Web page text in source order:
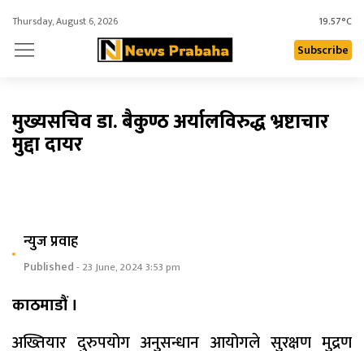
Thursday, August 6, 2026 19.57°C
Subscribe
मुख्यसचिव डा. बैकुण्ठ अर्यालविरुद्ध भ्रष्टाचार
मुद्दा दायर
न्युज प्रवाह
Published- 23 June, 2024 3:53 pm
काठमाडौं ।
अख्तियार दुरुपयोग अनुसन्धान आयोगले सुरक्षण मुद्रण